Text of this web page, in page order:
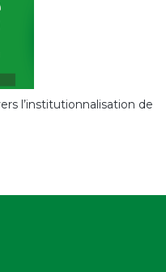
l’institutionnalisation de